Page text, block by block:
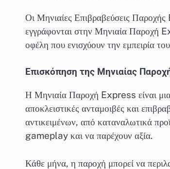
Οι Μηνιαίες Επιβραβεύσεις
εγγράφονται στην Μηνιαία Παροχή
οφέλη που ενισχύουν την εμπειρία
Επισκόπηση της Μηνιαίας
Η Μηνιαία Παροχή Express είναι
αποκλειστικές ανταμοιβές και
αντικειμένων, από καταναλωτικά
gameplay και να παρέχουν αξία.
Κάθε μήνα, η παροχή μπορεί να